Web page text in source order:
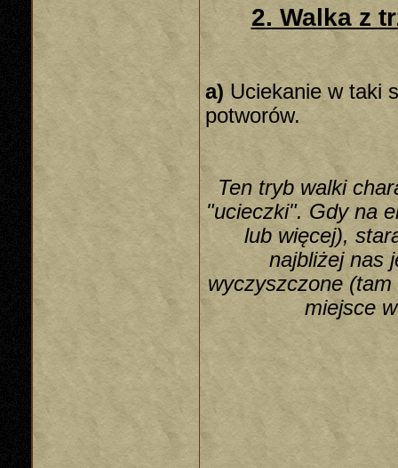
2. Walka z
a) Uciekanie w taki
potworów.
Ten tryb walki
"ucieczki". Gdy na
lub więcej),
najbliżej nas
wyczyszczone
miejsce